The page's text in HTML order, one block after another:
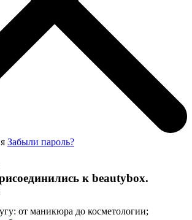
Забыли пароль?
к beautybox.
от маникюра до косметологии;